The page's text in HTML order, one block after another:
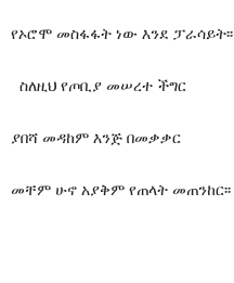
የኦሮሞ መስፋፋት ነው እንደ ፓራሳይት፡፡
ስለዚህ የጦቢያ መሠረተ ችግር
ያበሻ መዳከም እንጅ በመቃቃር
መቸም ሁኖ አያቅም የጠላት መጠንከር፡፡